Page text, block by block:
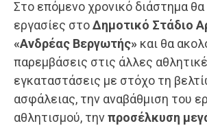
Στο επόμενο χρονικό διάστημα θα
εργασίες στοΔημοτικό Στάδιο
«Ανδρέας Βεργωτής» και θα
παρεμβάσεις στις άλλες
εγκαταστάσεις με στόχο τη
ασφάλειας, την αναβάθμιση του
αθλητισμού, τηνπροσέλκυση